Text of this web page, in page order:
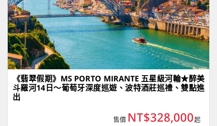
《翡翠假期》MS PORTO MIRANTE 五星級河輪★醉美
斗羅河14日～葡萄牙深度巡遊、波特酒莊巡禮、雙點進
出
售價 NT$328,000起